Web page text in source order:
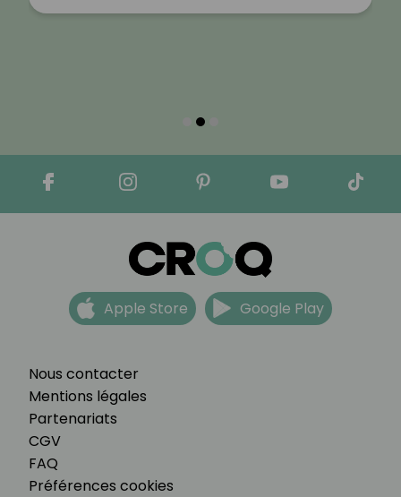
Nous contacter
Mentions légales
Partenariats
CGV
FAQ
Préférences cookies
Apple Store Google Play